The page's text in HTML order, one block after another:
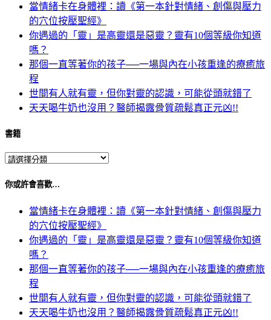
當情緒卡在身體裡：讀《第一本針對情緒、創傷與壓力
的穴位按壓聖經》
你遇過的「靈」是高靈還是惡靈？靈有10個等級你知道
嗎？
那個一直等著你的孩子──一場與內在小孩重逢的療癒旅
程
世間有人就有靈，但你對靈的認識，可能從頭就錯了
天天喝牛奶也沒用？醫師揭露骨質疏鬆真正元凶!!
書籍
你或許會喜歡…
當情緒卡在身體裡：讀《第一本針對情緒、創傷與壓力
的穴位按壓聖經》
你遇過的「靈」是高靈還是惡靈？靈有10個等級你知道
嗎？
那個一直等著你的孩子──一場與內在小孩重逢的療癒旅
程
世間有人就有靈，但你對靈的認識，可能從頭就錯了
天天喝牛奶也沒用？醫師揭露骨質疏鬆真正元凶!!